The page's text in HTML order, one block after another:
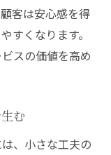
客は安心感を得
すくなります。
スの価値を高め
む
、小さな工夫の